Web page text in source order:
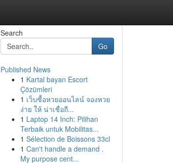
Search
Go
Published News
1 Kartal bayan Escort
Çözümleri
1 เว็บซื้อหวยออนไลน์ จองหวย
ง่าย ให้ น่าเชื่อถื...
1 Laptop 14 Inch: Pilihan
Terbaik untuk Mobilitas...
1 Sélection de Boissons 33cl
1 Can't handle a demand .
My purpose cent...